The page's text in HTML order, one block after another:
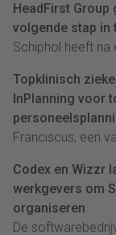
HeadFirst
volgende stap in
Schiphol heeft na
Topklinisch
InPlanning voor
Franciscus, een
Codex en Wizzr
werkgevers om
organiseren
De